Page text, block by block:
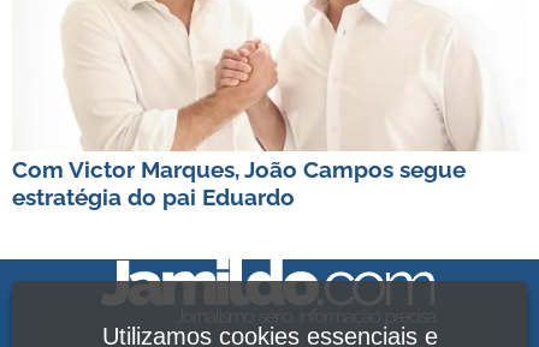
Com Victor Marques, João Campos segue
estratégia do pai Eduardo
Utilizamos cookies essenciais e